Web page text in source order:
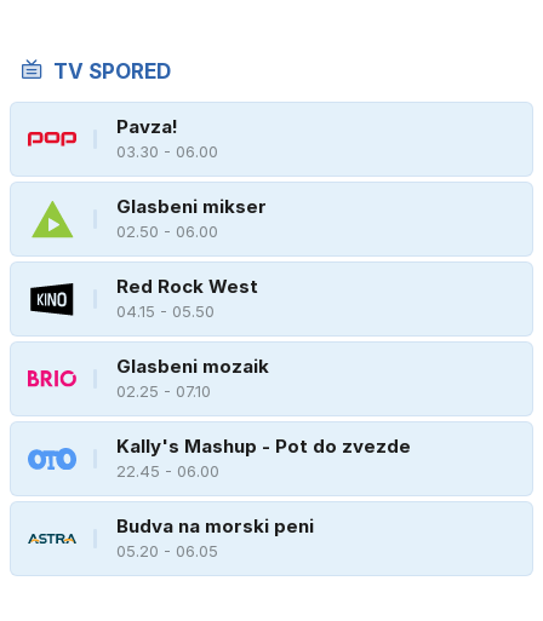
TV SPORED
Pavza!
03.30 - 06.00
Glasbeni mikser
02.50 - 06.00
Red Rock West
04.15 - 05.50
Glasbeni mozaik
02.25 - 07.10
Kally's Mashup - Pot do zvezde
22.45 - 06.00
Budva na morski peni
05.20 - 06.05